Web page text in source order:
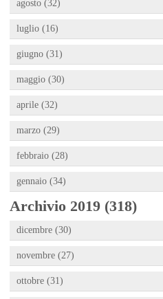
agosto (32)
luglio (16)
giugno (31)
maggio (30)
aprile (32)
marzo (29)
febbraio (28)
gennaio (34)
Archivio 2019 (318)
dicembre (30)
novembre (27)
ottobre (31)